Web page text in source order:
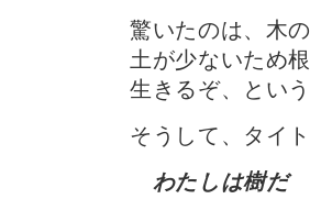
驚いたのは、木
土が少ないため
生きるぞ、とい
そうして、タイ
わたしは樹だ